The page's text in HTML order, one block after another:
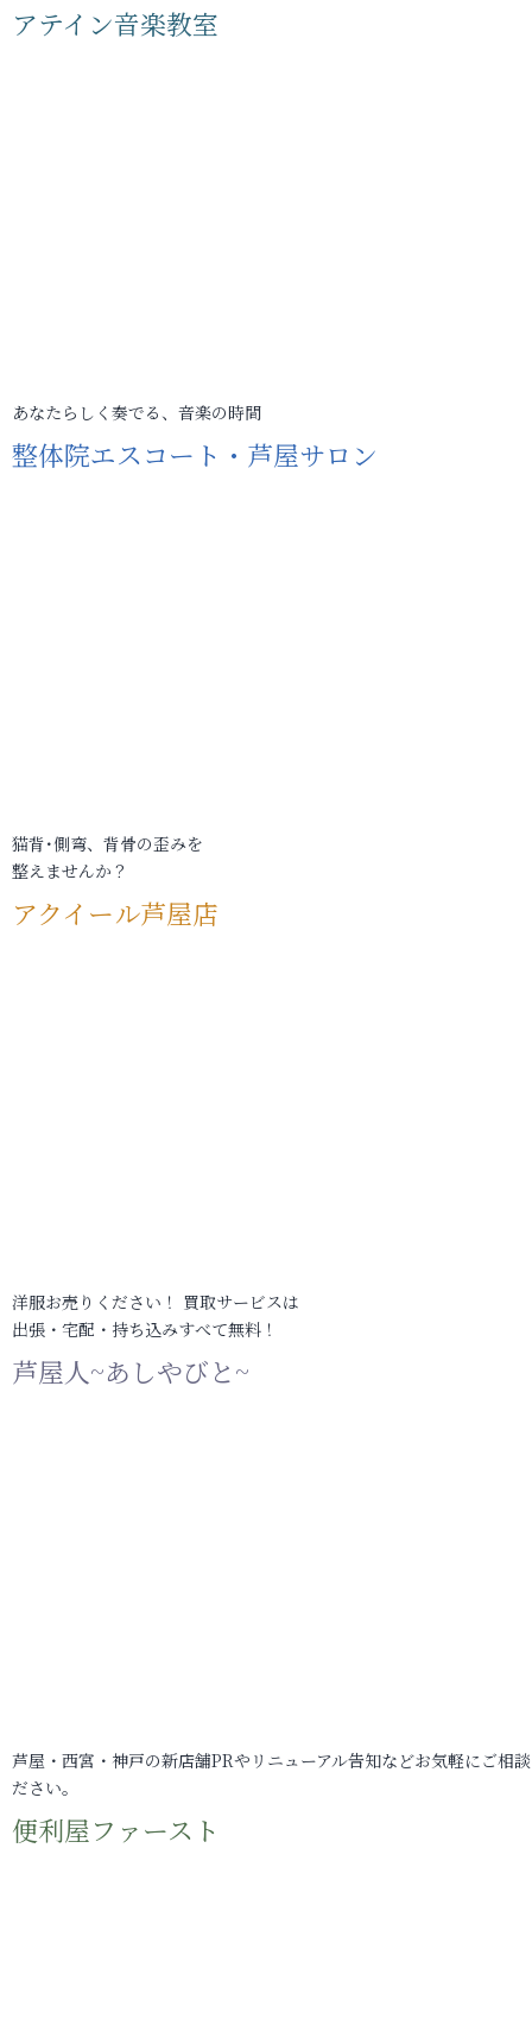
アテイン音楽教室
あなたらしく奏でる、音楽の時間
整体院エスコート・芦屋サロン
猫背･側弯、背骨の歪みを
整えませんか？
アクイール芦屋店
洋服お売りください！ 買取サービスは
出張・宅配・持ち込みすべて無料！
芦屋人~あしやびと~
芦屋・西宮・神戸の新店舗PRやリニューアル告知などお気軽にご相
ださい。
便利屋ファースト